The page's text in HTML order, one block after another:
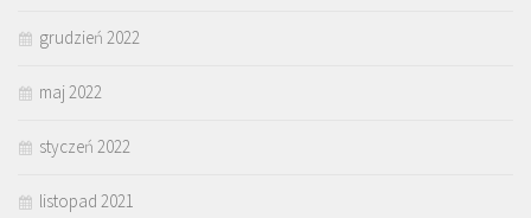
grudzień 2022
maj 2022
styczeń 2022
listopad 2021